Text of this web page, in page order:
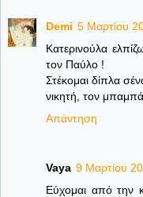
Demi 5 Μαρτίου
Κατερινούλα
τον Παύλο !
Στέκομαι δίπλα
νικητή, τον
Απάντηση
Vaya 9 Μαρτίου
Εύχομαι από την